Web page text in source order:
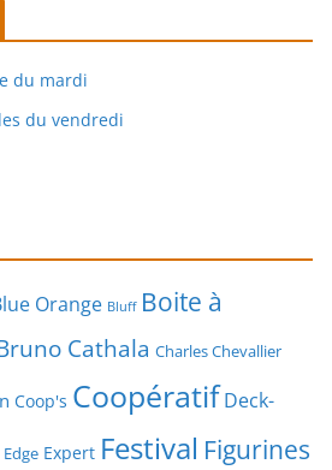
du mardi
du vendredi
Orange Bluff Boite à
Cathala Charles Chevallier
Coop's Coopératif Deck-
Edge Expert Festival Figurines